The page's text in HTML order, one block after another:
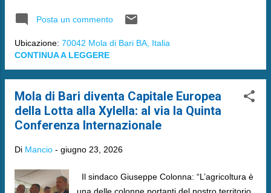
Posta un commento
Ubicazione: 70042 Mola di Bari BA, Italia
CONTINUA A LEGGERE
​Mola di Bari diventa Capitale Europea
della Lotta alla Xylella: al via la Quinta
Conferenza Internazionale
Di Mancio - giugno 23, 2026
​Il sindaco Giuseppe Colonna: “L’agricoltura è